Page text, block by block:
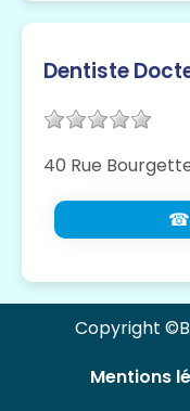
Dentiste
40 Rue
☎
Copyright
Mentions